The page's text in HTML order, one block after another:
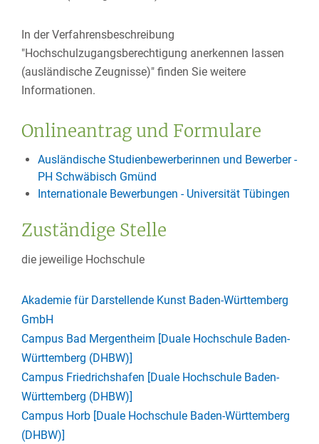
In der Verfahrensbeschreibung
"Hochschulzugangsberechtigung anerkennen lassen
(ausländische Zeugnisse)" finden Sie weitere
Informationen.
Onlineantrag und Formulare
Ausländische Studienbewerberinnen und Bewerber -
PH Schwäbisch Gmünd
Internationale Bewerbungen - Universität Tübingen
Zuständige Stelle
die jeweilige Hochschule
Akademie für Darstellende Kunst Baden-Württemberg
GmbH
Campus Bad Mergentheim [Duale Hochschule Baden-
Württemberg (DHBW)]
Campus Friedrichshafen [Duale Hochschule Baden-
Württemberg (DHBW)]
Campus Horb [Duale Hochschule Baden-Württemberg
(DHBW)]